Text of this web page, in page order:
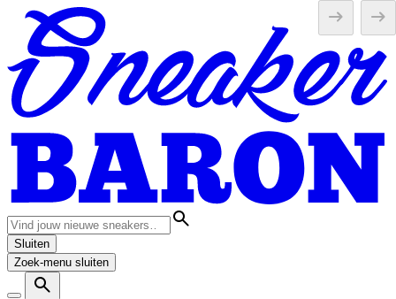
Sluiten
Zoek-menu sluiten